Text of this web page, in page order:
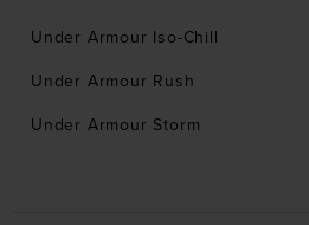
Under Armour Iso-Chill
Under Armour Rush
Under Armour Storm